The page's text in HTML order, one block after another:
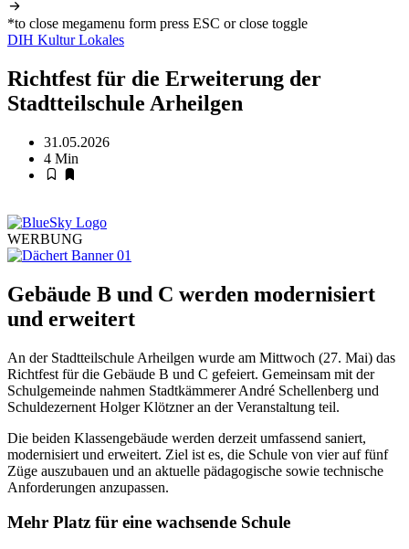
*to close megamenu form press ESC or close toggle
DIH KulturLokales
Richtfest für die Erweiterung der
Stadtteilschule Arheilgen
31.05.2026
4 Min
WERBUNG
Gebäude B und C werden modernisiert
und erweitert
An der Stadtteilschule Arheilgen wurde am Mittwoch (27. Mai) das
Richtfest für die Gebäude B und C gefeiert. Gemeinsam mit der
Schulgemeinde nahmen Stadtkämmerer André Schellenberg und
Schuldezernent Holger Klötzner an der Veranstaltung teil.
Die beiden Klassengebäude werden derzeit umfassend saniert,
modernisiert und erweitert. Ziel ist es, die Schule von vier auf fünf
Züge auszubauen und an aktuelle pädagogische sowie technische
Anforderungen anzupassen.
Mehr Platz für eine wachsende Schule